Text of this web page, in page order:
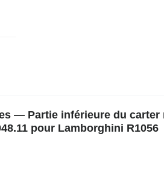
— Partie inférieure du carter
pour Lamborghini R1056